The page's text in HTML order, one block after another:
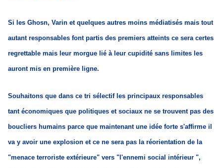
Si les Ghosn, Varin et quelques autres moins médiatisés mais tout
autant responsables font partis des premiers atteints ce sera certes
regrettable mais leur morgue lié à leur cupidité sans limites les
auront mis en première ligne.
Souhaitons que dans ce tri sélectif les principaux responsables
tant économiques que politiques et sociaux ne se trouvent pas des
boucliers humains parce que maintenant une idée forte s'affirme il
va y avoir une explosion et ce ne sera pas la réorientation de la
"menace terroriste extérieure" vers "l'ennemi social intérieur ",